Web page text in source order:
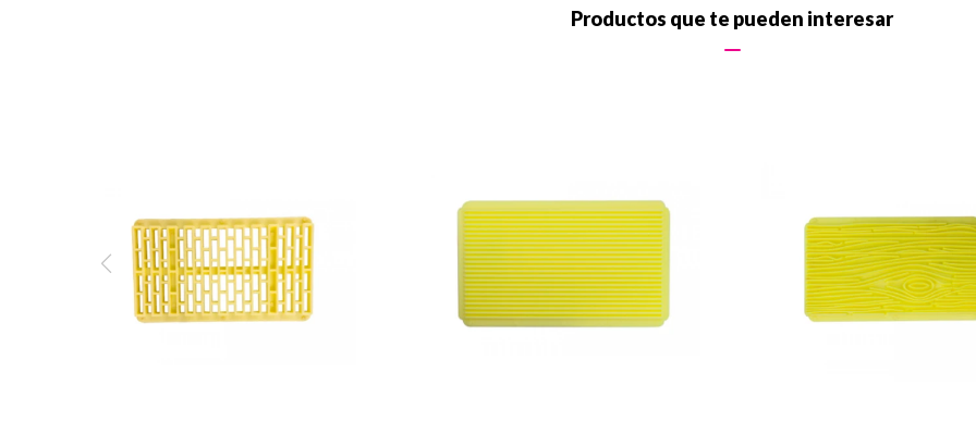
Productos que te pueden interesar